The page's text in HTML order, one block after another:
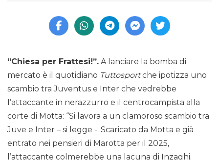
“Chiesa per Frattesi!”. A lanciare la bomba di
mercato è il quotidiano Tuttosportche ipotizza uno
scambio tra Juventus e Inter che vedrebbe
l’attaccante in nerazzurro e il centrocampista alla
corte di Motta: “Si lavora a un clamoroso scambio tra
Juve e Inter – si legge -. Scaricato da Motta e già
entrato nei pensieri di Marotta per il 2025,
l’attaccante colmerebbe una lacuna di Inzaghi.